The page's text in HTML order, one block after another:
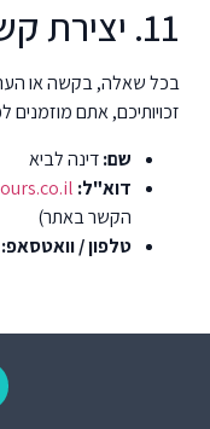
11. יצירת קשר
בכל שאלה, בקשה או הערה
זכויותיכם, אתם מוזמנים
שם:דינה לביא
דוא"ל:
הקשר באתר)
טלפון / וואטסאפ: